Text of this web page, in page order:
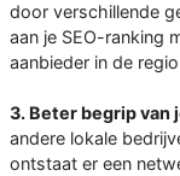
door verschillende
aan je SEO-ranking
aanbieder in de
3. Beter begrip van
andere lokale
ontstaat er een